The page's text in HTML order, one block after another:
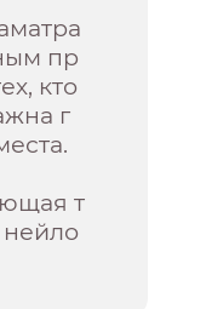
пр
кто
г
т
нейло